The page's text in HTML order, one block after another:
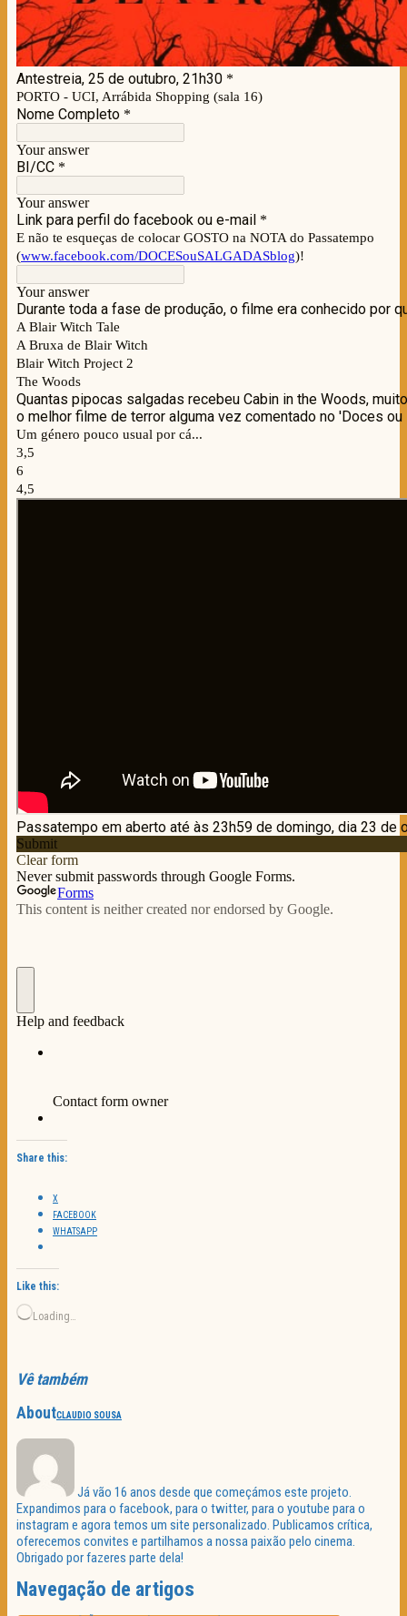
Share this:
X
FACEBOOK
WHATSAPP
Like this:
Loading…
Vê também
AboutCLAUDIO SOUSA
Já vão 16 anos desde que começámos este projeto.
Expandimos para o facebook, para o twitter, para o youtube para o
instagram e agora temos um site personalizado. Publicamos crítica,
oferecemos convites e partilhamos a nossa paixão pelo cinema.
Obrigado por fazeres parte dela!
Navegação de artigos